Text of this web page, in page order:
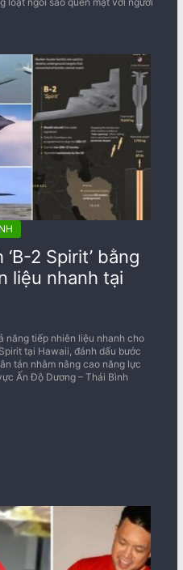
2 Spirit’ bằng
liệu nhanh tại
năng tiếp nhiên liệu nhanh cho
tại Hawaii, đánh dấu bước
tán nhằm nâng cao năng lực
Ấn Độ Dương – Thái Bình